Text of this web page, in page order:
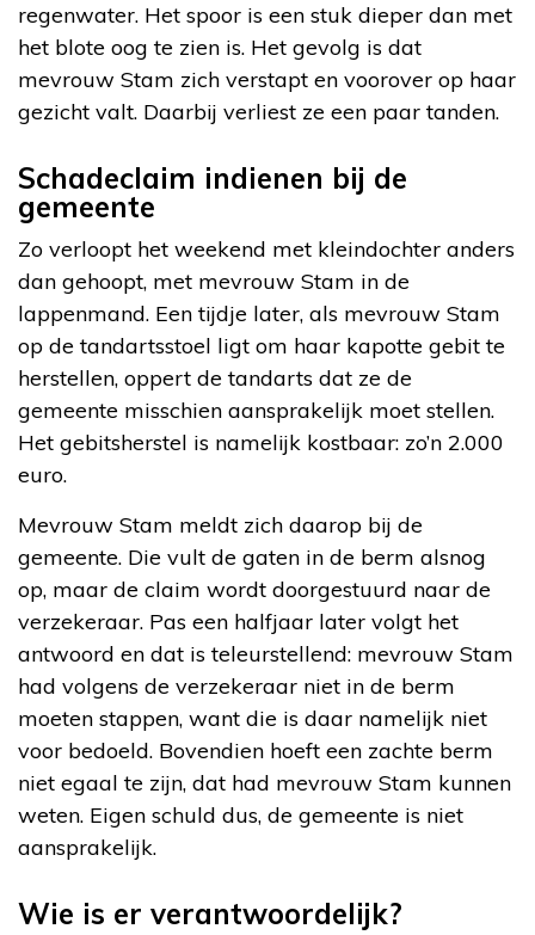
regenwater. Het spoor is een stuk dieper dan met
het blote oog te zien is. Het gevolg is dat
mevrouw Stam zich verstapt en voorover op haar
gezicht valt. Daarbij verliest ze een paar tanden.
Schadeclaim indienen bij de
gemeente
Zo verloopt het weekend met kleindochter anders
dan gehoopt, met mevrouw Stam in de
lappenmand. Een tijdje later, als mevrouw Stam
op de tandartsstoel ligt om haar kapotte gebit te
herstellen, oppert de tandarts dat ze de
gemeente misschien aansprakelijk moet stellen.
Het gebitsherstel is namelijk kostbaar: zo’n 2.000
euro.
Mevrouw Stam meldt zich daarop bij de
gemeente. Die vult de gaten in de berm alsnog
op, maar de claim wordt doorgestuurd naar de
verzekeraar. Pas een halfjaar later volgt het
antwoord en dat is teleurstellend: mevrouw Stam
had volgens de verzekeraar niet in de berm
moeten stappen, want die is daar namelijk niet
voor bedoeld. Bovendien hoeft een zachte berm
niet egaal te zijn, dat had mevrouw Stam kunnen
weten. Eigen schuld dus, de gemeente is niet
aansprakelijk.
Wie is er verantwoordelijk?